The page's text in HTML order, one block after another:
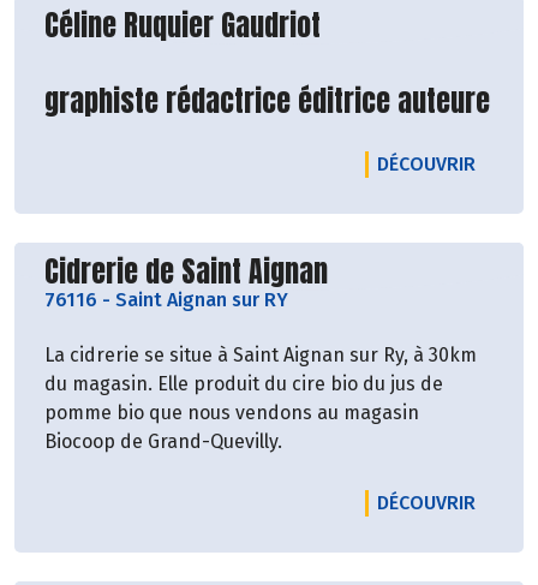
Découvrir le producteur
Céline Ruquier Gaudriot
graphiste rédactrice éditrice auteure
DÉCOUVRIR
Découvrir le producteur
Cidrerie de Saint Aignan
76116 - Saint Aignan sur RY
La cidrerie se situe à Saint Aignan sur Ry, à 30km
du magasin. Elle produit du cire bio du jus de
pomme bio que nous vendons au magasin
Biocoop de Grand-Quevilly.
DÉCOUVRIR